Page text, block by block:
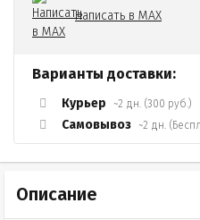
Написать в MAX
Варианты доставки:
Курьер ~2 дн. (300 руб.)
Самовывоз ~2 дн.
Описание